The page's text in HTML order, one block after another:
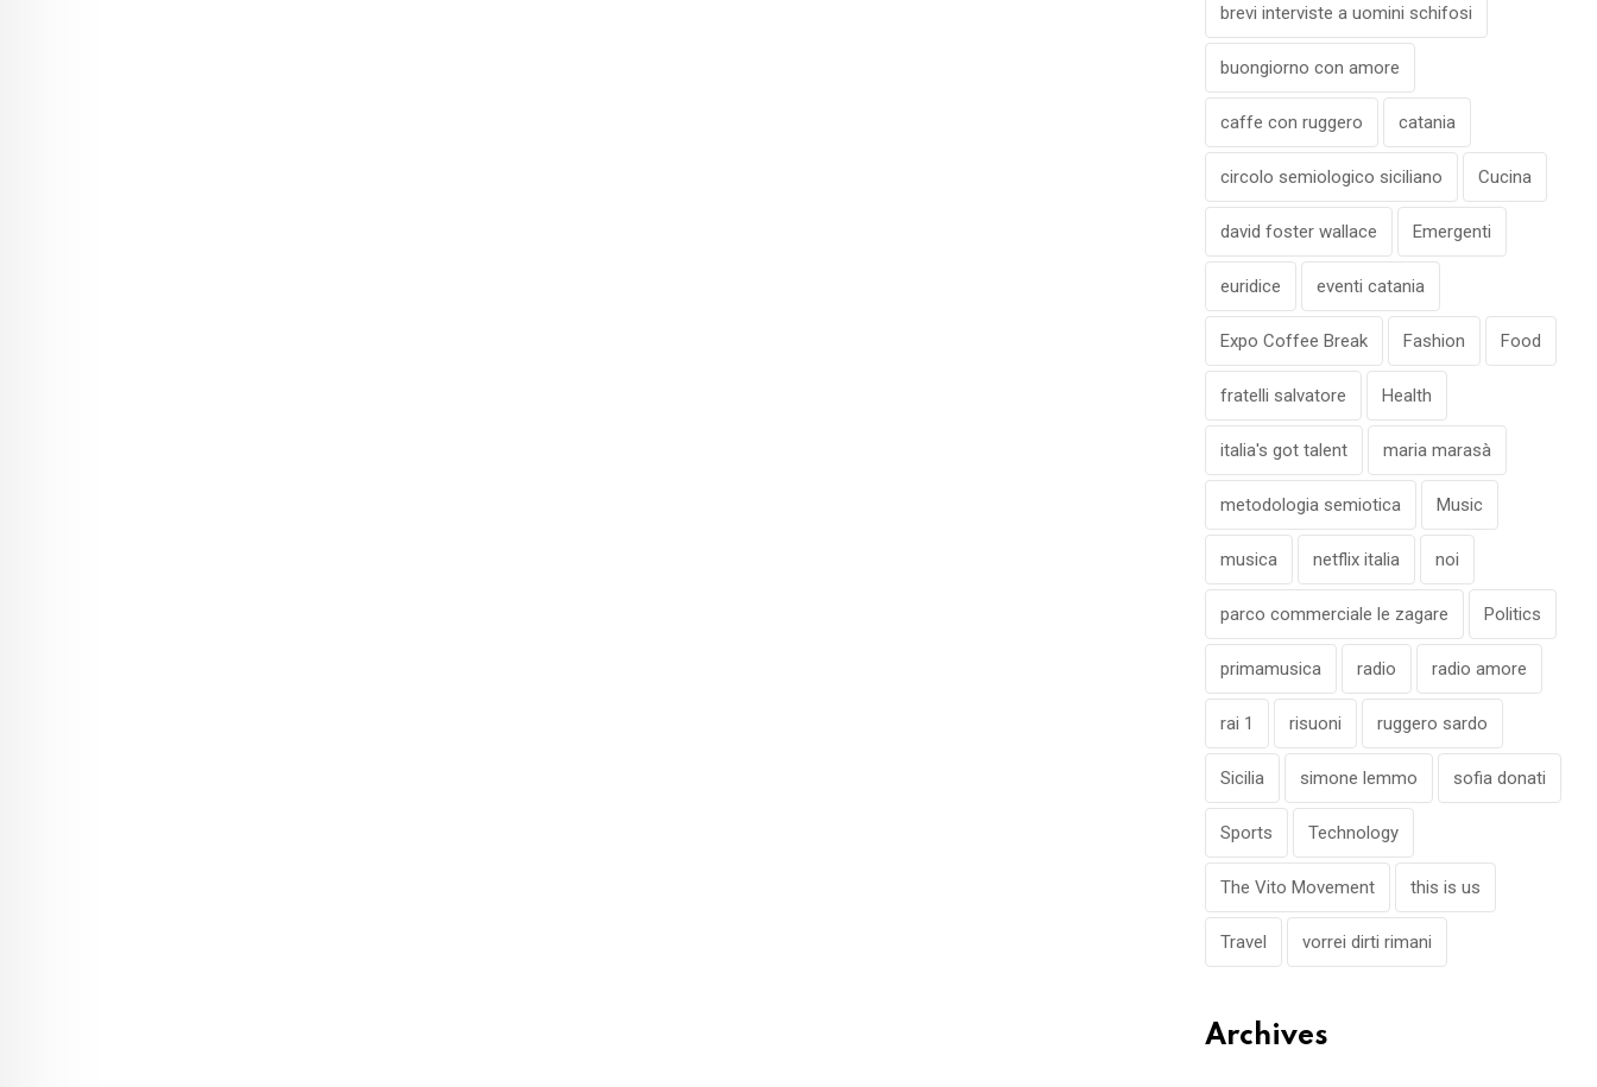
brevi interviste a uomini schifosi
buongiorno con amore
caffe con ruggero catania
circolo semiologico siciliano Cucina
david foster wallace Emergenti
euridice eventi catania
Expo Coffee Break Fashion Food
fratelli salvatore Health
italia's got talent maria marasà
metodologia semiotica Music
musica netflix italia noi
parco commerciale le zagare Politics
primamusica radio radio amore
rai 1 risuoni ruggero sardo
Sicilia simone lemmo sofia donati
Sports Technology
The Vito Movement this is us
Travel vorrei dirti rimani
Archives